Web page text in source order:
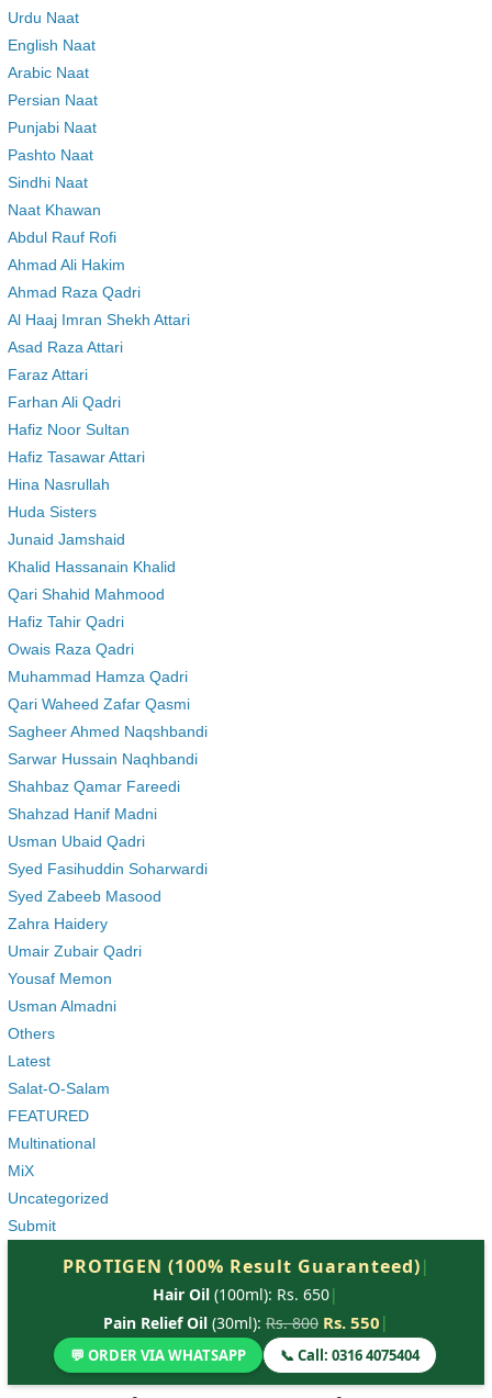
Urdu Naat
English Naat
Arabic Naat
Persian Naat
Punjabi Naat
Pashto Naat
Sindhi Naat
Naat Khawan
Abdul Rauf Rofi
Ahmad Ali Hakim
Ahmad Raza Qadri
Al Haaj Imran Shekh Attari
Asad Raza Attari
Faraz Attari
Farhan Ali Qadri
Hafiz Noor Sultan
Hafiz Tasawar Attari
Hina Nasrullah
Huda Sisters
Junaid Jamshaid
Khalid Hassanain Khalid
Qari Shahid Mahmood
Hafiz Tahir Qadri
Owais Raza Qadri
Muhammad Hamza Qadri
Qari Waheed Zafar Qasmi
Sagheer Ahmed Naqshbandi
Sarwar Hussain Naqhbandi
Shahbaz Qamar Fareedi
Shahzad Hanif Madni
Usman Ubaid Qadri
Syed Fasihuddin Soharwardi
Syed Zabeeb Masood
Zahra Haidery
Umair Zubair Qadri
Yousaf Memon
Usman Almadni
Others
Latest
Salat-O-Salam
FEATURED
Multinational
MiX
Uncategorized
Submit
PROTIGEN (100% Result Guaranteed) |
Hair Oil (100ml): Rs. 650|
Pain Relief Oil(30ml): Rs. 800 Rs. 550 |
💬 ORDER VIA WHATSAPP 📞 Call: 0316 4075404